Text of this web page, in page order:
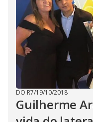
DO R7/19/10/2018
Guilherme